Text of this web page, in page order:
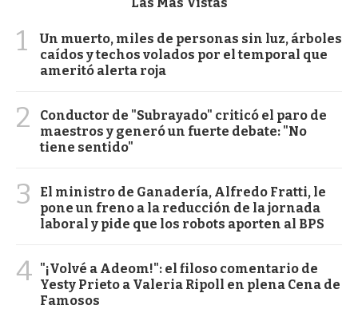
1
Un muerto, miles de personas sin luz, árboles
caídos y techos volados por el temporal que
ameritó alerta roja
2
Conductor de "Subrayado" criticó el paro de
maestros y generó un fuerte debate: "No
tiene sentido"
3
El ministro de Ganadería, Alfredo Fratti, le
pone un freno a la reducción de la jornada
laboral y pide que los robots aporten al BPS
4 "¡Volvé a Adeom!": el filoso comentario de
Yesty Prieto a Valeria Ripoll en plena Cena de
Famosos